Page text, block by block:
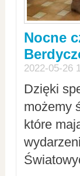
Nocne
2022-05-26
Dzięki
możemy
które